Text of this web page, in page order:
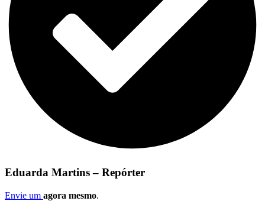
Eduarda Martins – Repórter
Envie um agora mesmo.